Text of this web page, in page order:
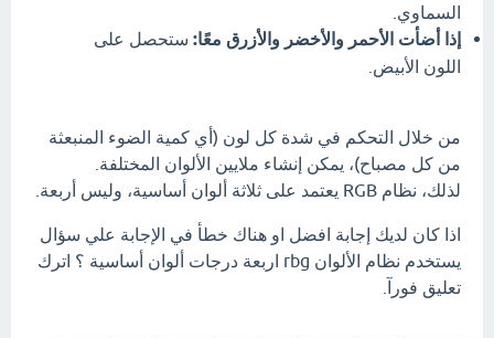
السماوي.
إذا أضأت الأحمر والأخضر والأزرق معًا: ستحصل على
اللون الأبيض.
من خلال التحكم في شدة كل لون (أي كمية الضوء المنبعثة
من كل مصباح)، يمكن إنشاء ملايين الألوان المختلفة.
لذلك، نظام RGB يعتمد على ثلاثة ألوان أساسية، وليس أربعة.
اذا كان لديك إجابة افضل او هناك خطأ في الإجابة علي سؤال
يستخدم نظام الألوان rbg اربعة درجات ألوان أساسية ؟ اترك
تعليق فورآ.